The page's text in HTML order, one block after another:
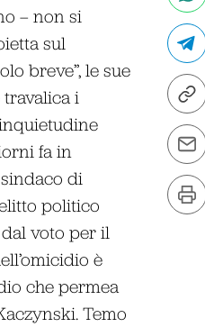
– non si
sul
breve”, le sue
i
fa in
di
politico
voto per il
è
che permea
Temo